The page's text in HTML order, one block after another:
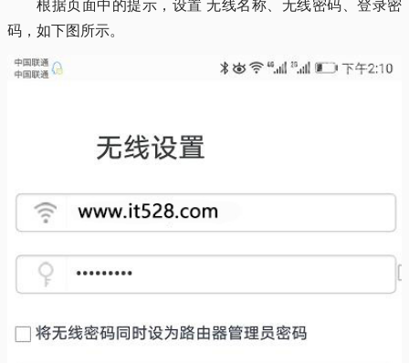
根据页面中的提示，设置 无线名称、无线密码、登录密
码，如下图所示。